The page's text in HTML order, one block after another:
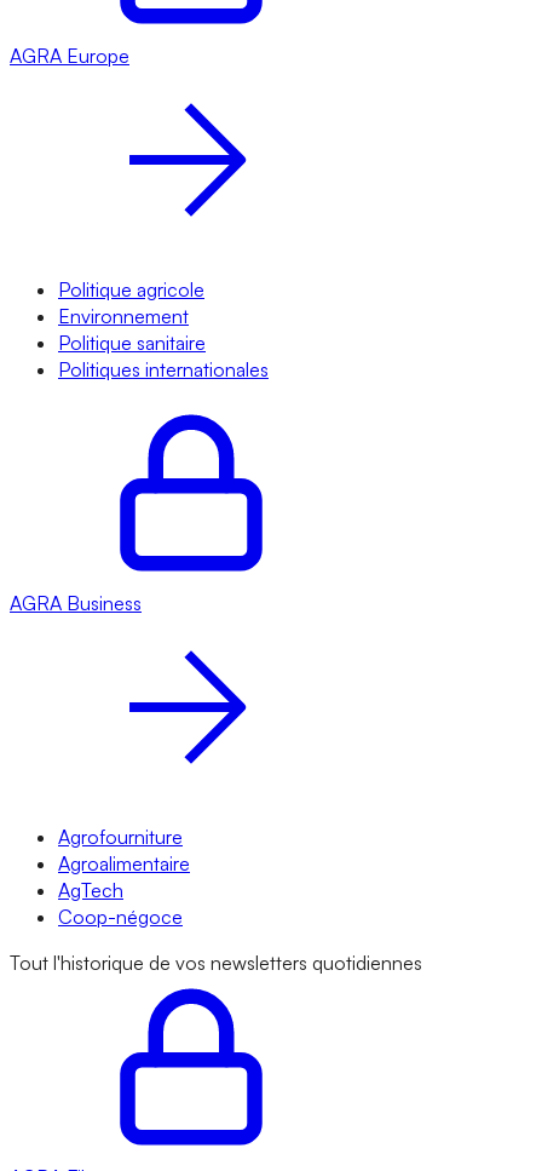
AGRA Europe
Politique agricole
Environnement
Politique sanitaire
Politiques internationales
AGRA Business
Agrofourniture
Agroalimentaire
AgTech
Coop-négoce
Tout l'historique de vos newsletters quotidiennes